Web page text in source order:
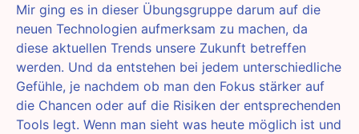
Mir ging es in dieser Übungsgruppe darum auf die
neuen Technologien aufmerksam zu machen, da
diese aktuellen Trends unsere Zukunft betreffen
werden. Und da entstehen bei jedem unterschiedliche
Gefühle, je nachdem ob man den Fokus stärker auf
die Chancen oder auf die Risiken der entsprechenden
Tools legt. Wenn man sieht was heute möglich ist und